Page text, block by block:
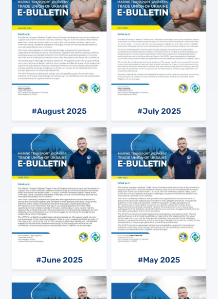
#August 2025 #July 2025
#June 2025 #May 2025